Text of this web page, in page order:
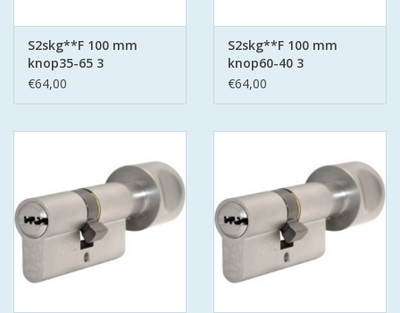
S2skg**F 100 mm
knop35-65 3
keersleutels
€64,00
S2skg**F 100 mm
knop60-40 3
keersleutels
€64,00